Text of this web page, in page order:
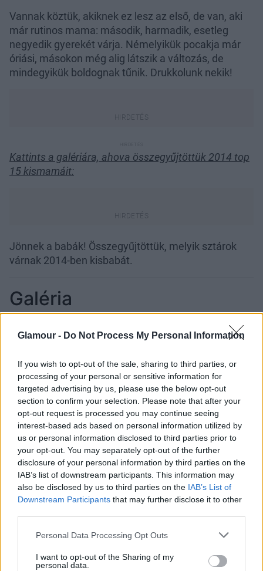
Glamour - Do Not Process My Personal Information
If you wish to opt-out of the sale, sharing to third parties, or
processing of your personal or sensitive information for
targeted advertising by us, please use the below opt-out
section to confirm your selection. Please note that after your
opt-out request is processed you may continue seeing
interest-based ads based on personal information utilized by
us or personal information disclosed to third parties prior to
your opt-out. You may separately opt-out of the further
disclosure of your personal information by third parties on the
IAB’s list of downstream participants. This information may
also be disclosed by us to third parties on the IAB’s List of
Downstream Participants that may further disclose it to other
Please note that this website/app uses one or more Google
not limited to your visit or usage behaviour. You may click to
Personal Data Processing Opt Outs
I want to opt-out of the Sharing of my
personal data.
Vannak köztük, akiknek ez lesz az első, de van, aki
már rutinos mama: második, harmadik, esetleg
negyedik gyerekét várja. Némelyikük pocakja már
óriási, másokon még alig látszik a változás, de
mindegyikük boldognak tűnik. Drukkolunk nekik!
Kattints a galériára, ahova összegyűjtöttük 2014 top
15 kismamáit:
Jönnek a babák! Összegyűjtöttük, melyik sztárok
várnak 2014-ben kisbabát.
Galéria